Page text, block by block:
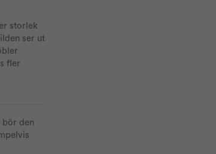
storlek
ser ut
fler
den